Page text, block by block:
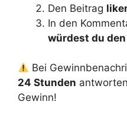
Den Beitrag
In den
würdest du
Bei
24 Stunden
Gewinn!